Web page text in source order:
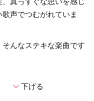
声でつむがれていま
んなステキな楽曲です
expand_more下げる